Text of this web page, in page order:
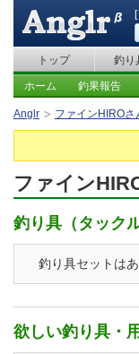
[
トップ 釣り
ホーム 釣果報告
Anglr ファインHIROさ
ファイン
釣り具（タック
釣り具セットはあ
欲しい釣り具・